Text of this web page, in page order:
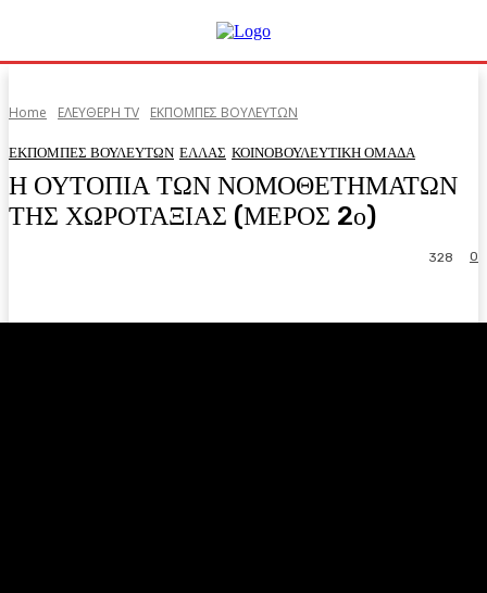
Home ΕΛΕΥΘΕΡΗ ΤV ΕΚΠΟΜΠΕΣ ΒΟΥΛΕΥΤΩΝ
ΕΚΠΟΜΠΕΣ ΒΟΥΛΕΥΤΩΝ ΕΛΛΑΣ ΚΟΙΝΟΒΟΥΛΕΥΤΙΚΗ ΟΜΑΔΑ
Η ΟΥΤΟΠΙΑ ΤΩΝ ΝΟΜΟΘΕΤΗΜΑΤΩΝ
ΤΗΣ ΧΩΡΟΤΑΞΙΑΣ (ΜΕΡΟΣ 2ο)
0
328